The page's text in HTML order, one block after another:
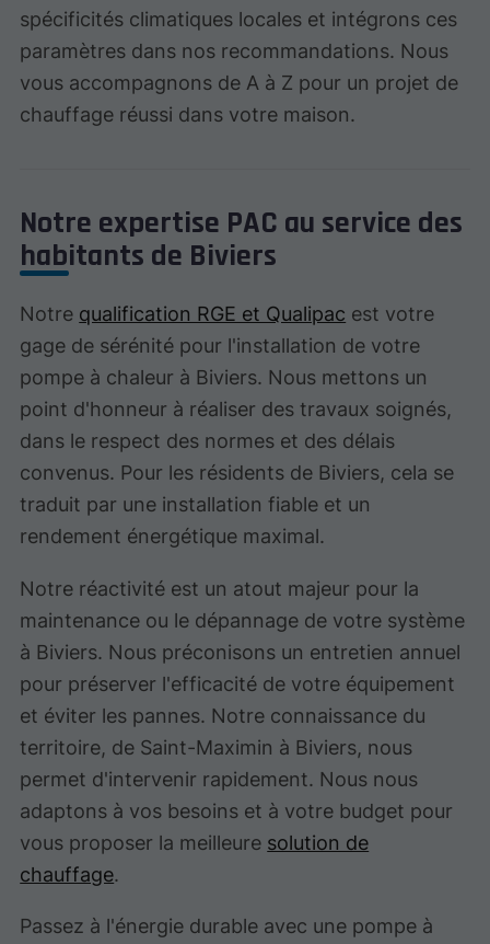
spécificités climatiques locales et intégrons ces
paramètres dans nos recommandations. Nous
vous accompagnons de A à Z pour un projet de
chauffage réussi dans votre maison.
Notre expertise PAC au service des
habitants de Biviers
Notre qualification RGE et Qualipac est votre
gage de sérénité pour l'installation de votre
pompe à chaleur à Biviers. Nous mettons un
point d'honneur à réaliser des travaux soignés,
dans le respect des normes et des délais
convenus. Pour les résidents de Biviers, cela se
traduit par une installation fiable et un
rendement énergétique maximal.
Notre réactivité est un atout majeur pour la
maintenance ou le dépannage de votre système
à Biviers. Nous préconisons un entretien annuel
pour préserver l'efficacité de votre équipement
et éviter les pannes. Notre connaissance du
territoire, de Saint-Maximin à Biviers, nous
permet d'intervenir rapidement. Nous nous
adaptons à vos besoins et à votre budget pour
vous proposer la meilleure solution de
chauffage.
Passez à l'énergie durable avec une pompe à